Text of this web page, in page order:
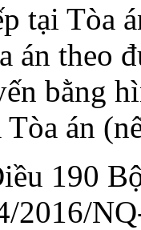
tại Tòa
án theo
bằng
án
190
2016/